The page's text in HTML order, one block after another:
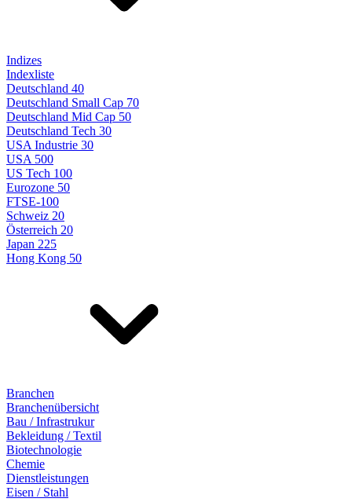
Indizes
Indexliste
Deutschland 40
Deutschland Small Cap 70
Deutschland Mid Cap 50
Deutschland Tech 30
USA Industrie 30
USA 500
US Tech 100
Eurozone 50
FTSE-100
Schweiz 20
Österreich 20
Japan 225
Hong Kong 50
Branchen
Branchenübersicht
Bau / Infrastrukur
Bekleidung / Textil
Biotechnologie
Chemie
Dienstleistungen
Eisen / Stahl